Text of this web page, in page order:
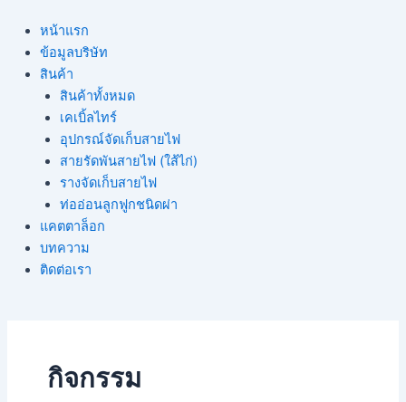
หน้าแรก
ข้อมูลบริษัท
สินค้า
สินค้าทั้งหมด
เคเบิ้ลไทร์
อุปกรณ์จัดเก็บสายไฟ
สายรัดพันสายไฟ (ใส้ไก่)
รางจัดเก็บสายไฟ
ท่ออ่อนลูกฟูกชนิดผ่า
แคตตาล็อก
บทความ
ติดต่อเรา
กิจกรรม